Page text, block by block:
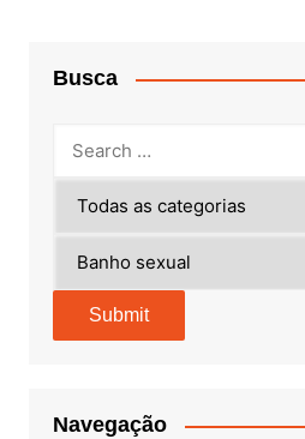
Busca
Navegação